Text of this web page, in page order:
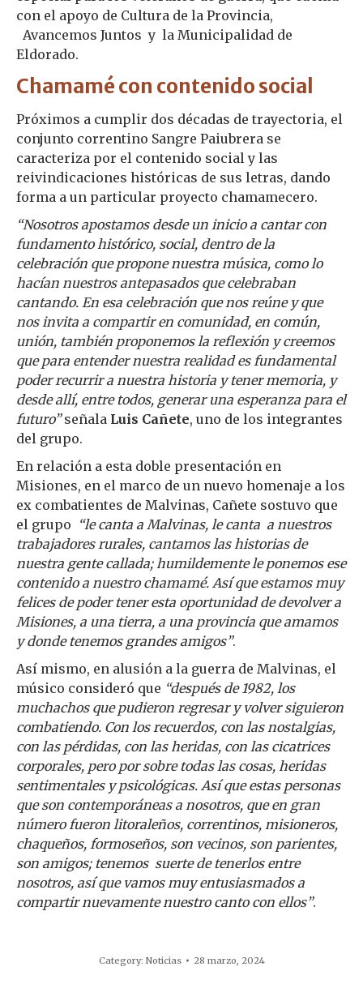
con el apoyo de Cultura de la Provincia,
Avancemos Juntos y la Municipalidad de
Eldorado.
Chamamé con contenido social
Próximos a cumplir dos décadas de trayectoria, el
conjunto correntino Sangre Paiubrera se
caracteriza por el contenido social y las
reivindicaciones históricas de sus letras, dando
forma a un particular proyecto chamamecero.
“Nosotros apostamos desde un inicio a cantar con
fundamento histórico, social, dentro de la
celebración que propone nuestra música, como lo
hacían nuestros antepasados que celebraban
cantando. En esa celebración que nos reúne y que
nos invita a compartir en comunidad, en común,
unión, también proponemos la reflexión y creemos
que para entender nuestra realidad es fundamental
poder recurrir a nuestra historia y tener memoria, y
desde allí, entre todos, generar una esperanza para el
futuro”señala Luis Cañete, uno de los integrantes
del grupo.
En relación a esta doble presentación en
Misiones, en el marco de un nuevo homenaje a los
ex combatientes de Malvinas, Cañete sostuvo que
el grupo “le canta a Malvinas, le canta a nuestros
trabajadores rurales, cantamos las historias de
nuestra gente callada; humildemente le ponemos ese
contenido a nuestro chamamé. Así que estamos muy
felices de poder tener esta oportunidad de devolver a
Misiones, a una tierra, a una provincia que amamos
y donde tenemos grandes amigos”.
Así mismo, en alusión a la guerra de Malvinas, el
músico consideró que “después de 1982, los
muchachos que pudieron regresar y volver siguieron
combatiendo. Con los recuerdos, con las nostalgias,
con las pérdidas, con las heridas, con las cicatrices
corporales, pero por sobre todas las cosas, heridas
sentimentales y psicológicas. Así que estas personas
que son contemporáneas a nosotros, que en gran
número fueron litoraleños, correntinos, misioneros,
chaqueños, formoseños, son vecinos, son parientes,
son amigos; tenemos suerte de tenerlos entre
nosotros, así que vamos muy entusiasmados a
compartir nuevamente nuestro canto con ellos”.
Category: Noticias 28 marzo, 2024